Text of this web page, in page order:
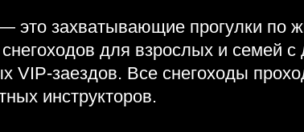
это захватывающие прогулки по
для взрослых и семей
VIP-заездов. Все снегоходы
инструкторов.